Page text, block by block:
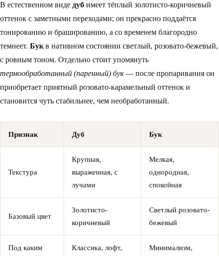
В естественном виде дуб имеет тёплый золотисто-коричневый
оттенок с заметными переходами; он прекрасно поддаётся
тонированию и брашированию, а со временем благородно
темнеет. Букв нативном состоянии светлый, розовато-бежевый,
с ровным тоном. Отдельно стоит упомянуть
термообработанный (паренный) бук— после пропаривания он
приобретает приятный розовато-карамельный оттенок и
становится чуть стабильнее, чем необработанный.
Признак Дуб Бук
Текстура
Крупная,
выраженная, с
лучами
Мелкая,
однородная,
спокойная
Базовый цвет
Золотисто-
коричневый
Светлый розовато-
бежевый
Под каким
Классика, лофт,
Минимализм,